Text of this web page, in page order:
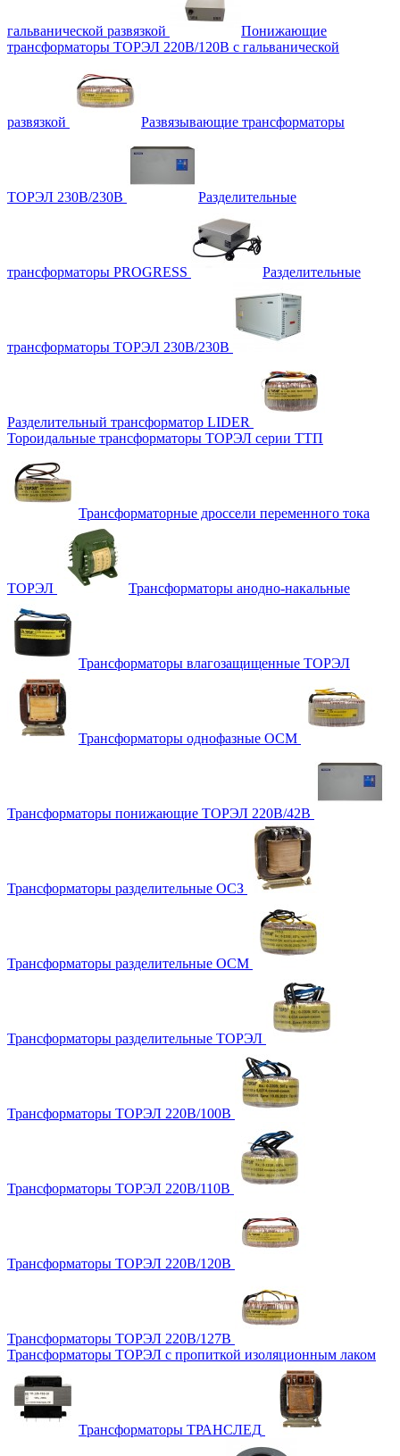
гальванической развязкой
Понижающие
трансформаторы ТОРЭЛ 220В/120В с гальванической
развязкой Развязывающие трансформаторы
ТОРЭЛ 230В/230В Разделительные
трансформаторы PROGRESS Разделительные
трансформаторы ТОРЭЛ 230В/230В
Разделительный трансформатор LIDER
Тороидальные трансформаторы ТОРЭЛ серии ТТП
Трансформаторные дроссели переменного тока
ТОРЭЛ Трансформаторы анодно-накальные
Трансформаторы влагозащищенные ТОРЭЛ
Трансформаторы однофазные ОСМ
Трансформаторы понижающие ТОРЭЛ 220В/42В
Трансформаторы разделительные ОСЗ
Трансформаторы разделительные ОСМ
Трансформаторы разделительные ТОРЭЛ
Трансформаторы ТОРЭЛ 220В/100В
Трансформаторы ТОРЭЛ 220В/110В
Трансформаторы ТОРЭЛ 220В/120В
Трансформаторы ТОРЭЛ 220В/127В
Трансформаторы ТОРЭЛ с пропиткой изоляционным лаком
Трансформаторы ТРАНСЛЕД